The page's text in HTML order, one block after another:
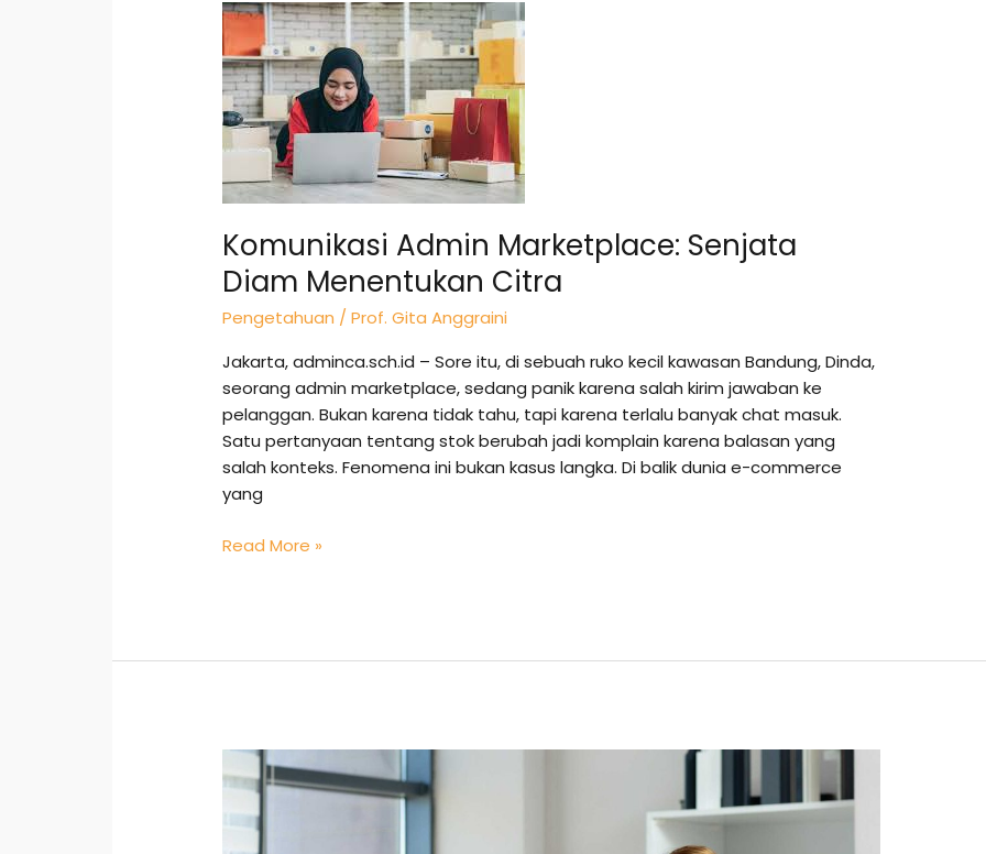
Komunikasi Admin Marketplace: Senjata
Diam Menentukan Citra
Pengetahuan /Prof. Gita Anggraini
Jakarta, adminca.sch.id – Sore itu, di sebuah ruko kecil kawasan Bandung, Dinda,
seorang admin marketplace, sedang panik karena salah kirim jawaban ke
pelanggan. Bukan karena tidak tahu, tapi karena terlalu banyak chat masuk.
Satu pertanyaan tentang stok berubah jadi komplain karena balasan yang
salah konteks. Fenomena ini bukan kasus langka. Di balik dunia e-commerce
yang
Komunikasi
Admin
Marketplace:
Senjata
Diam
Menentukan
Read More »
Rahasia
Aktivitas
Harian